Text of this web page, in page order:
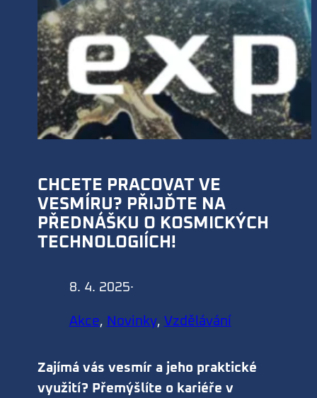
CHCETE PRACOVAT VE
VESMÍRU? PŘIJĎTE NA
PŘEDNÁŠKU O KOSMICKÝCH
TECHNOLOGIÍCH!
8. 4. 2025·
Akce, Novinky, Vzdělávání
Zajímá vás vesmír a jeho praktické
využití? Přemýšlíte o kariéře v